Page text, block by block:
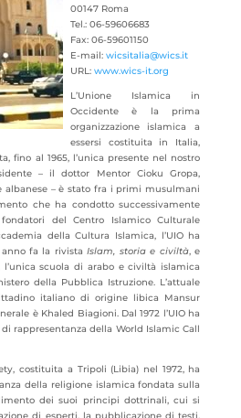
00147 Roma
Tel.: 06-59606683
Fax: 06-59601150
E-mail: wicsitalia@wics.it
URL: www.wics-it.org
L’Unione Islamica in
Occidente è la prima
organizzazione islamica a
essersi costituita in Italia,
fino al 1965, l’unica presente nel nostro
– il dottor Mentor Cioku Gropa,
– è stato fra i primi musulmani
che ha condotto successivamente
del Centro Islamico Culturale
della Cultura Islamica, l’UIO ha
anno fa la rivistaIslam, storia e civiltà, e
l’unica scuola di arabo e civiltà islamica
della Pubblica Istruzione. L’attuale
italiano di origine libica Mansur
è Khaled Biagioni. Dal 1972 l’UIO ha
rappresentanza della World Islamic Call
costituita a Tripoli (Libia) nel 1972, ha
della religione islamica fondata sulla
dei suoi principi dottrinali, cui si